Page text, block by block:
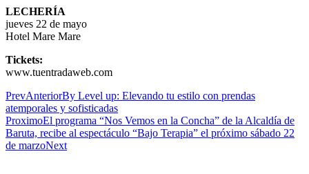
LECHERÍA
jueves 22 de mayo
Hotel Mare Mare
Tickets:
www.tuentradaweb.com
PrevAnteriorBy Level up: Elevando tu estilo con prendas
atemporales y sofisticadas
ProximoEl programa “Nos Vemos en la Concha” de la Alcaldía de
Baruta, recibe al espectáculo “Bajo Terapia” el próximo sábado 22
de marzoNext